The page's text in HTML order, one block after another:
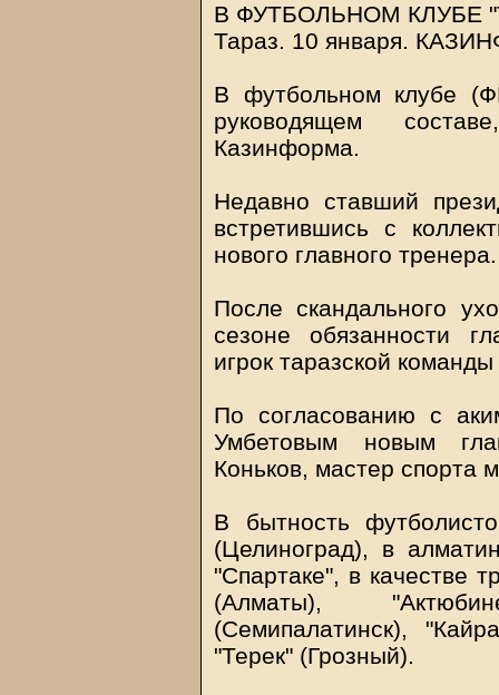
В ФУТБОЛЬНОМ КЛУБЕ
Тараз. 10 января.
В футбольном клубе
руководящем
Казинформа.
Недавно ставший
встретившись с
нового главного тренера.
После скандального
сезоне обязанности
игрок таразской
По согласованию с
Умбетовым новым
Коньков, мастер спорта
В бытность
(Целиноград), в
"Спартаке", в качестве
(Алматы),
(Семипалатинск),
"Терек" (Грозный).